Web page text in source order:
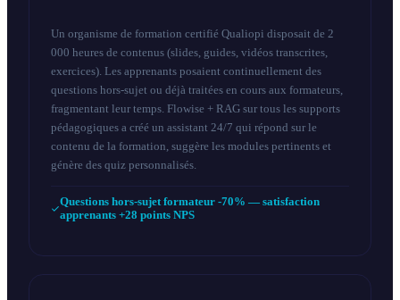
Un organisme de formation certifié Qualiopi disposait de 2
000 heures de contenus (slides, guides, vidéos transcrites,
exercices). Les apprenants posaient continuellement des
questions hors-sujet ou déjà traitées en cours aux formateurs,
fragmentant leur temps. Flowise + RAG sur tous les supports
pédagogiques a créé un assistant 24/7 qui répond sur le
contenu de la formation, suggère les modules pertinents et
génère des quiz personnalisés.
Questions hors-sujet formateur -70% — satisfaction
apprenants +28 points NPS